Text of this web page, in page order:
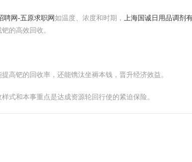
聘网-五原求职网如温度、浓度和时期， 上海国诚日用品调剂
的高效回收。
高钯的回收率，还能镌汰坐褥本钱，晋升经济效益。
式和本事重点是达成资源轮回行使的紧迫保险。